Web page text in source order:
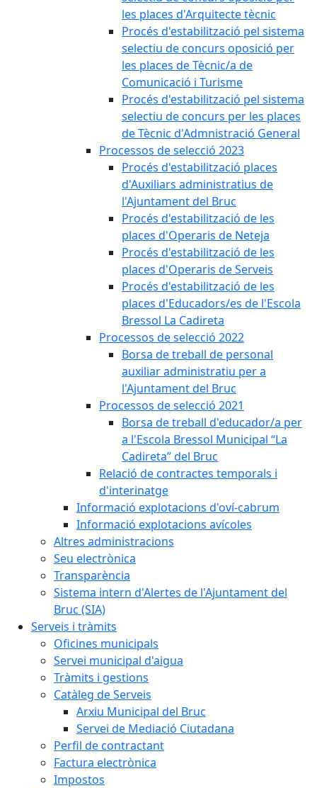
les places d'Arquitecte tècnic
Procés d'estabilització pel sistema
selectiu de concurs oposició per
les places de Tècnic/a de
Comunicació i Turisme
Procés d'estabilització pel sistema
selectiu de concurs per les places
de Tècnic d'Admnistració General
Processos de selecció 2023
Procés d'estabilització places
d'Auxiliars administratius de
l'Ajuntament del Bruc
Procés d'estabilització de les
places d'Operaris de Neteja
Procés d'estabilització de les
places d'Operaris de Serveis
Procés d'estabilització de les
places d'Educadors/es de l'Escola
Bressol La Cadireta
Processos de selecció 2022
Borsa de treball de personal
auxiliar administratiu per a
l'Ajuntament del Bruc
Processos de selecció 2021
Borsa de treball d'educador/a per
a l'Escola Bressol Municipal “La
Cadireta” del Bruc
Relació de contractes temporals i
d'interinatge
Informació explotacions d'oví-cabrum
Informació explotacions avícoles
Altres administracions
Seu electrònica
Transparència
Sistema intern d'Alertes de l'Ajuntament del
Bruc (SIA)
Serveis i tràmits
Oficines municipals
Servei municipal d'aigua
Tràmits i gestions
Catàleg de Serveis
Arxiu Municipal del Bruc
Servei de Mediació Ciutadana
Perfil de contractant
Factura electrònica
Impostos